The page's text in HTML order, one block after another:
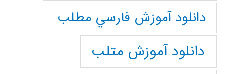
دانلود آموزش فارسي مطلب
دانلود آموزش متلب